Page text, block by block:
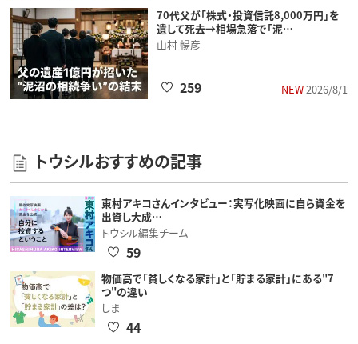
70代父が「株式・投資信託8,000万円」を
遺して死去→相場急落で「泥…
山村 暢彦
NEW2026/8/1
259
トウシルおすすめの記事
東村アキコさんインタビュー：実写化映画に自ら資金を
出資し大成…
トウシル編集チーム
59
物価高で「貧しくなる家計」と「貯まる家計」にある"7
つ"の違い
しま
44